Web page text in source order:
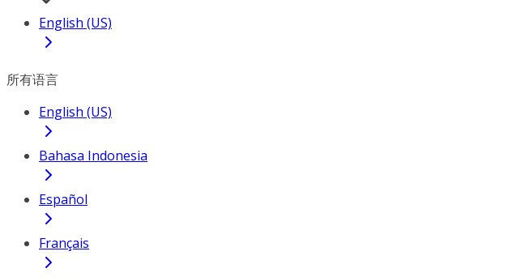
English (US)
所有语言
English (US)
Bahasa Indonesia
Español
Français